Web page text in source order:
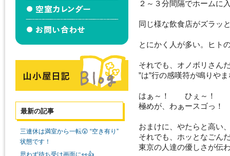
２～３分間隔でホームに
同じ様な飲食店がズラッ
とにかく人が多い。ヒト
それでも、オノボリさん
”は”行の感嘆符が鳴りや
はぁ～！ ひぇ～！
極めが、わぁースゴっ！
おまけに、やたらと高い
それでも、ホッとなごん
東京の人達の優しさが伝
最新の記事
三連休は満室から一転😲 “空き有り”
状態です！
思わず待ち受け画面に👀👍